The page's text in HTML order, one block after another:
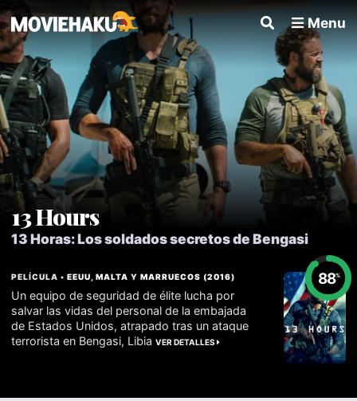
Menu
13 Hours
13 Horas: Los soldados secretos de Bengasi
88%
PELÍCULA •EEUU ,MALTA YMARRUECOS (2016)
Un equipo de seguridad de élite lucha por
salvar las vidas del personal de la embajada
de Estados Unidos, atrapado tras un ataque
terrorista en Bengasi, LibiaVER DETALLES